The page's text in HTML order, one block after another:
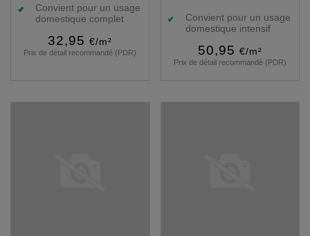
Convient pour un usage
domestique complet
32,95 €/m²
Prix de détail recommandé (PDR)
Convient pour un usage
domestique intensif
50,95 €/m²
Prix de détail recommandé (PDR)